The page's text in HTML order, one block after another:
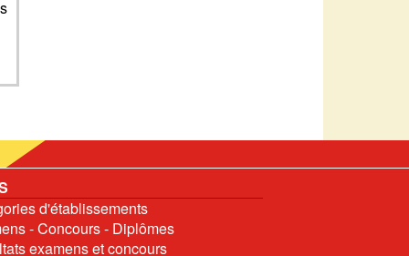
d'établissements
- Concours - Diplômes
examens et concours